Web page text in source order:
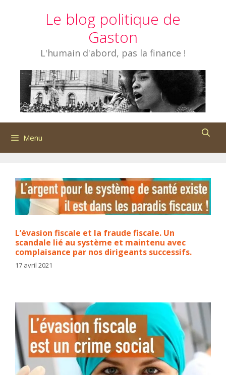
Le blog politique de
Gaston
L'humain d'abord, pas la finance !
Menu
L’évasion fiscale et la fraude fiscale. Un
scandale lié au système et maintenu avec
complaisance par nos dirigeants successifs.
17 avril 2021